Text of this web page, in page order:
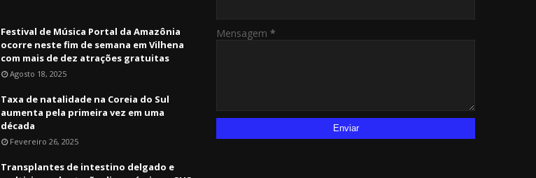
Festival de Música Portal da Amazônia
ocorre neste fim de semana em Vilhena
com mais de dez atrações gratuitas
Agosto 18, 2025
Taxa de natalidade na Coreia do Sul
aumenta pela primeira vez em uma
década
Fevereiro 26, 2025
Transplantes de intestino delgado e
Mensagem *